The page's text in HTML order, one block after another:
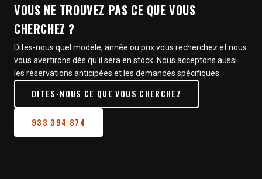
VOUS NE TROUVEZ PAS CE QUE VOUS
CHERCHEZ ?
Dites-nous quel modèle, année ou prix vous recherchez et nous
vous avertirons dès qu'il sera en stock. Nous acceptons aussi
les réservations anticipées et les demandes spécifiques.
DITES-NOUS CE QUE VOUS CHERCHEZ
933 394 874